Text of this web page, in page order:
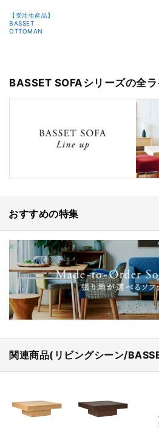
【受注生産品】
BASSET
OTTOMAN
BASSET SOFAシリーズの全
おすすめの特集
関連商品(リビングシーン/